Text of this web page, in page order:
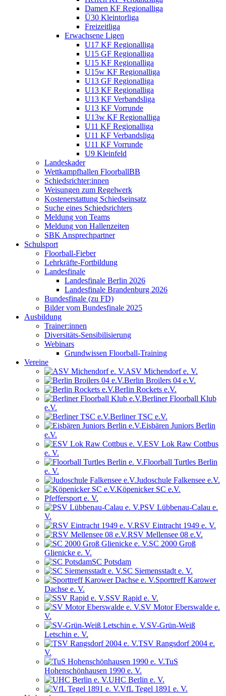
Damen KF Regionalliga
Ü30 Kleintorliga
Freizeitliga
Erwachsene Ligen
U17 KF Regionalliga
U15 GF Regionalliga
U15 KF Regionalliga
U15w KF Regionalliga
U13 GF Regionalliga
U13 KF Regionalliga
U13 KF Verbandsliga
U13 KF Vorrunde
U13w KF Regionalliga
U11 KF Regionalliga
U11 KF Verbandsliga
U11 KF Vorrunde
U9 Kleinfeld
Landeskader
Wettkampfhallen FloorballBB
Schiedsrichter:innen
Weisungen zum Regelwerk
Kostenerstattung Schiedseinsatz
Suche eines Schiedsrichters
Meldung von Teams
Meldung von Hallenzeiten
SBK Ansprechpartner
Schulsport
Floorball-Fieber
Lehrkräfte-Fortbildung
Landesfinale
Landesfinale Berlin 2026
Landesfinale Brandenburg 2026
Bundesfinale (zu FD)
Bilder vom Bundesfinale 2025
Ausbildung
Trainer:innen
Diversitäts-Sensibilisierung
Webinars
Grundwissen Floorball-Training
Vereine
ASV Michendorf e. V.
Berlin Broilers 04 e.V.
Berlin Rockets e.V.
Berliner Floorball Klub
e.V.
Berliner TSC e.V.
Eisbären Juniors Berlin
e.V.
ESV Lok Raw Cottbus
e. V.
Floorball Turtles Berlin
e. V.
Judoschule Falkensee e.V.
Köpenicker SC e.V.
Pfeffersport e. V.
PSV Lübbenau-Calau e.
V.
RSV Eintracht 1949 e. V.
RSV Mellensee 08 e.V.
SC 2000 Groß
Glienicke e. V.
SC Potsdam
SC Siemensstadt e. V.
Sporttreff Karower
Dachse e. V.
SSV Rapid e. V.
SV Motor Eberswalde e.
V.
SV-Grün-Weiß
Letschin e. V.
TSV Rangsdorf 2004 e.
V.
TuS
Hohenschönhausen 1990 e. V.
UHC Berlin e. V.
VfL Tegel 1891 e. V.